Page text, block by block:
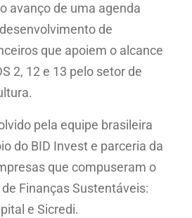
avanço de uma agenda
de
que apoiem o alcance
2, 12 e 13 pelo setor de
pela equipe brasileira
do BID Invest e parceria da
que compuseram o
Finanças Sustentáveis:
e Sicredi.